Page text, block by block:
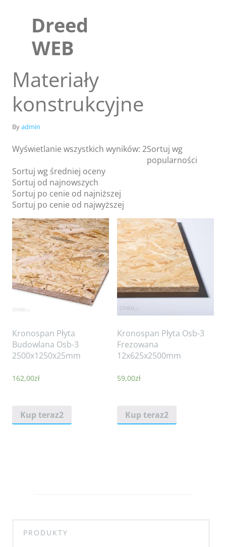
Dreed
WEB
Sklep
Blog
Materiały
konstrukcyjne
Byadmin
Wyświetlanie wszystkich wyników: 2Sortuj wg
popularności
Sortuj wg średniej oceny
Sortuj od najnowszych
Sortuj po cenie od najniższej
Sortuj po cenie od najwyższej
Kronospan Płyta
Budowlana Osb-3
2500x1250x25mm
162,00zł
Kup teraz2
Kronospan Płyta Osb-3
Frezowana
12x625x2500mm
59,00zł
Kup teraz2
PRODUKTY